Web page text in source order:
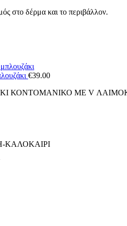
στο δέρμα και το περιβάλλον.
€39.00
ΚΟΝΤΟΜΑΝΙΚΟ ΜΕ V
ΚΑΛΟΚΑΙΡΙ